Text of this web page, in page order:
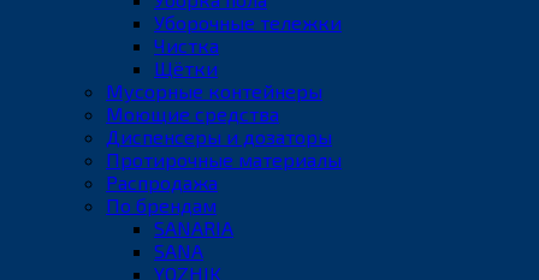
Уборочные тележки
Чистка
Щётки
Мусорные контейнеры
Моющие средства
Диспенсеры и дозаторы
Протирочные материалы
Распродажа
По брендам
SANARIA
SANA
YOZHIK